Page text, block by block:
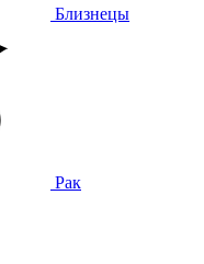
Близнецы
Рак